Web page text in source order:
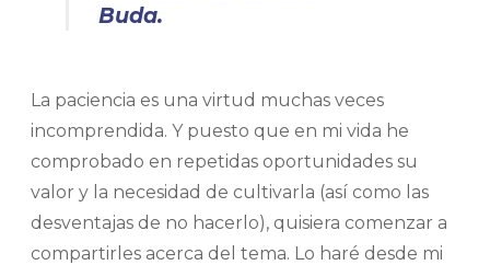
Buda.
La paciencia es una virtud muchas veces
incomprendida. Y puesto que en mi vida he
comprobado en repetidas oportunidades su
valor y la necesidad de cultivarla (así como las
desventajas de no hacerlo), quisiera comenzar a
compartirles acerca del tema. Lo haré desde mi